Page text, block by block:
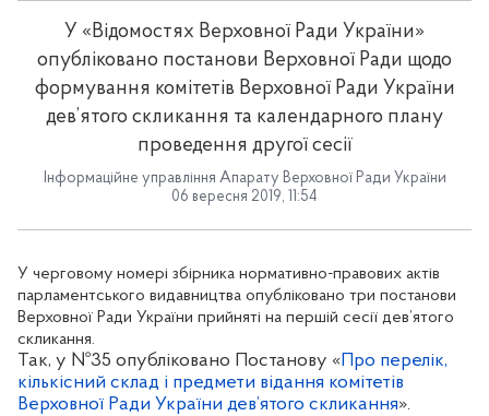
У «Відомостях Верховної Ради України»
опубліковано постанови Верховної Ради щодо
формування комітетів Верховної Ради України
дев’ятого скликання та календарного плану
проведення другої сесії
Інформаційне управління Апарату Верховної Ради України
06 вересня 2019, 11:54
У черговому номері збірника нормативно-правових актів
парламентського видавництва опубліковано три постанови
Верховної Ради України прийняті на першій сесії дев’ятого
скликання.
Так, у №35 опубліковано Постанову «Про перелік,
кількісний склад і предмети відання комітетів
Верховної Ради України дев’ятого скликання».